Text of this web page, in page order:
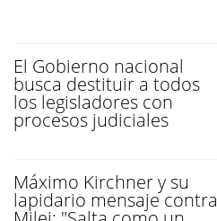
El Gobierno nacional
busca destituir a todos
los legisladores con
procesos judiciales
Máximo Kirchner y su
lapidario mensaje contra